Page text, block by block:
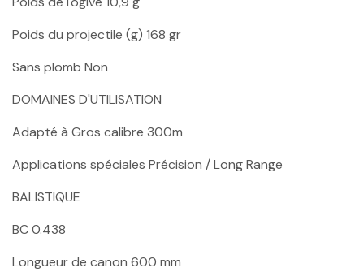
Poids du projectile (g) 168 gr
Sans plomb Non
DOMAINES D'UTILISATION
Adapté à Gros calibre 300m
Applications spéciales Précision / Long Range
BALISTIQUE
BC 0.438
Longueur de canon 600 mm